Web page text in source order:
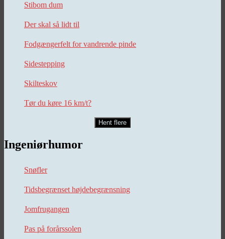
Stibom dum
Der skal så lidt til
Fodgængerfelt for vandrende pinde
Sidestepping
Skilteskov
Tør du køre 16 km/t?
Hent flere
Ingeniørhumor
Snøfler
Tidsbegrænset højdebegrænsning
Jomfrugangen
Pas på forårssolen